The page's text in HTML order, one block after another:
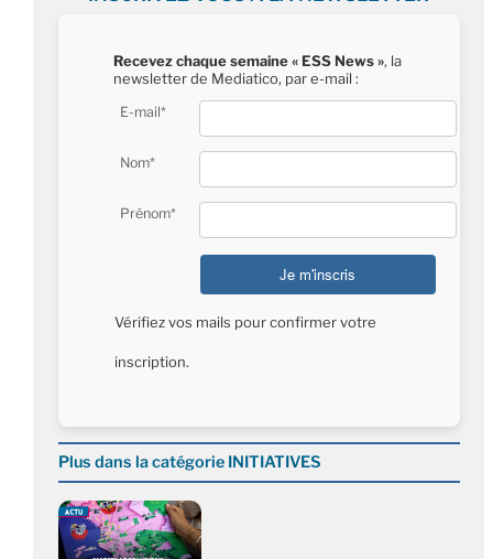
Recevez chaque semaine « ESS News », la
newsletter de Mediatico, par e-mail :
E-mail*
Nom*
Prénom*
Vérifiez vos mails pour confirmer votre
inscription.
Plus dans la catégorie INITIATIVES